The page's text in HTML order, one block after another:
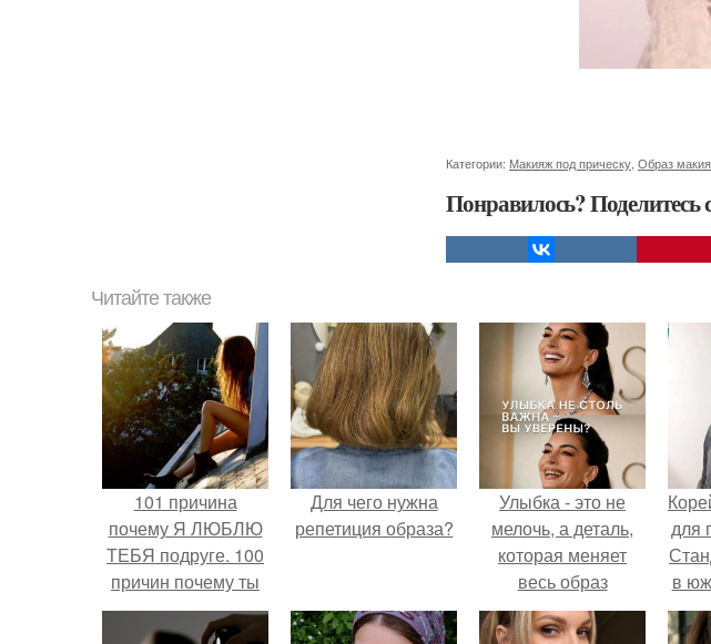
Категории: Макияж под прическу Образ
Понравилось? Поделитесь
Читайте также
101 причина
почему Я ЛЮБЛЮ
ТЕБЯ подруге. 100
причин почему ты
моя лучшая
подруга.
Для чего нужна
репетиция образа?
Улыбка - это не
мелочь, а деталь,
которая меняет
весь образ
человека.
для
в